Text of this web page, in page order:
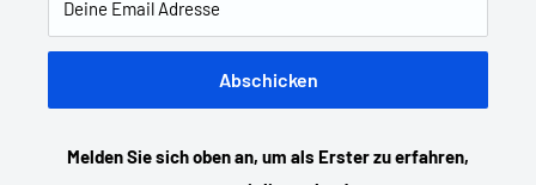
Deine Email Adresse
Abschicken
Melden Sie sich oben an, um als Erster zu erfahren,